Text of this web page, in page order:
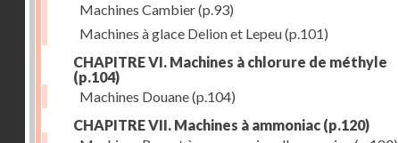
Machines Cambier(p.93)
Machines à glace Delion et Lepeu(p.101)
CHAPITRE VI. Machines à chlorure de méthyle
(p.104)
Machines Douane(p.104)
CHAPITRE VII. Machines à ammoniac (p.120)